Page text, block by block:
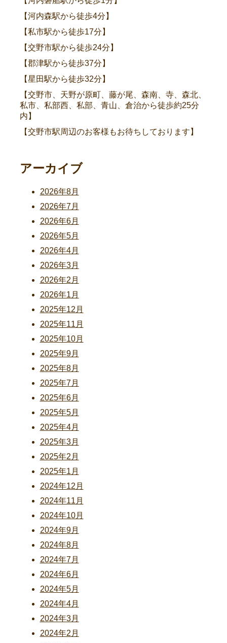
【河内森駅から徒歩4分】
【私市駅から徒歩17分】
【交野市駅から徒歩24分】
【郡津駅から徒歩37分】
【星田駅から徒歩32分】
【交野市、天野が原町、藤が尾、森南、寺、森北、
私市、私部西、私部、青山、倉治から徒歩約25分
内】
【交野市駅周辺のお客様もお待ちしております】
アーカイブ
2026年8月
2026年7月
2026年6月
2026年5月
2026年4月
2026年3月
2026年2月
2026年1月
2025年12月
2025年11月
2025年10月
2025年9月
2025年8月
2025年7月
2025年6月
2025年5月
2025年4月
2025年3月
2025年2月
2025年1月
2024年12月
2024年11月
2024年10月
2024年9月
2024年8月
2024年7月
2024年6月
2024年5月
2024年4月
2024年3月
2024年2月